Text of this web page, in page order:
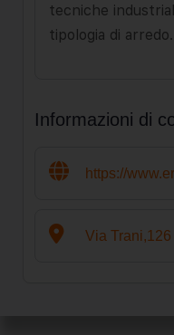
tecniche
tipologia di arredo.
Informazioni di
https://
Via